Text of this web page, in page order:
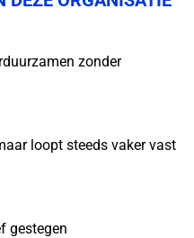
zonder
loopt steeds vaker vast
gestegen